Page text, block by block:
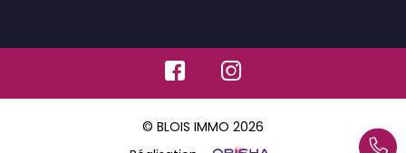
© BLOIS IMMO 2026